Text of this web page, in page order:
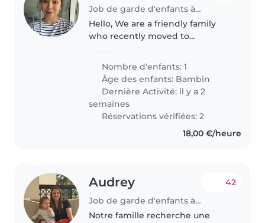
Job de garde d'enfants à Luxembourg
Hello, We are a friendly family
who recently moved to
for a kind, reliable and caring
babysitter for our son, who is
almost 3 years old.
Nombre d'enfants: 1
Âge des enfants: Bambin
Dernière Activité: il y a 2
semaines
Réservations vérifiées: 2
18,00 €/heure
Audrey
Job de garde d'enfants à Luxembourg
42
Notre famille recherche une